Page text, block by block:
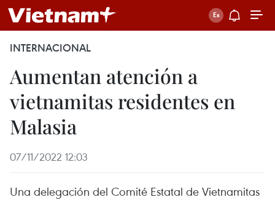
INTERNACIONAL
Aumentan atención a
vietnamitas residentes en
Malasia
07/11/2022 12:03
Una delegación del Comité Estatal de Vietnamitas